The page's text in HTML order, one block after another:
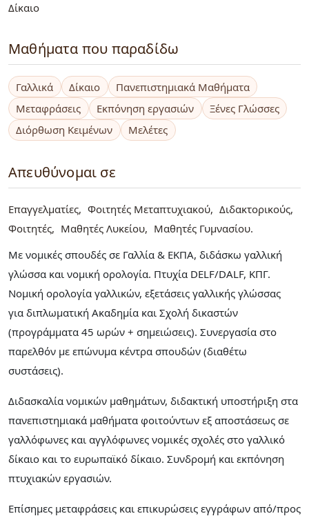
Δίκαιο
Μαθήματα που παραδίδω
Γαλλικά Δίκαιο
Πανεπιστημιακά Μαθήματα
Μεταφράσεις
Εκπόνηση εργασιών
Ξένες Γλώσσες
Διόρθωση Κειμένων
Μελέτες
Απευθύνομαι σε
Επαγγελματίες Φοιτητές Μεταπτυχιακού
Διδακτορικούς
Φοιτητές
Μαθητές Λυκείου
Μαθητές Γυμνασίου
Με νομικές σπουδές σε Γαλλία & ΕΚΠΑ, διδάσκω γαλλική
γλώσσα και νομική ορολογία. Πτυχία DELF/DALF, ΚΠΓ.
Νομική ορολογία γαλλικών, εξετάσεις γαλλικής γλώσσας
για διπλωματική Ακαδημία και Σχολή δικαστών
(προγράμματα 45 ωρών + σημειώσεις). Συνεργασία στο
παρελθόν με επώνυμα κέντρα σπουδών (διαθέτω
συστάσεις).
Διδασκαλία νομικών μαθημάτων, διδακτική υποστήριξη στα
πανεπιστημιακά μαθήματα φοιτούντων εξ αποστάσεως σε
γαλλόφωνες και αγγλόφωνες νομικές σχολές στο γαλλικό
δίκαιο και το ευρωπαϊκό δίκαιο. Συνδρομή και εκπόνηση
πτυχιακών εργασιών.
Επίσημες μεταφράσεις και επικυρώσεις εγγράφων από/προς